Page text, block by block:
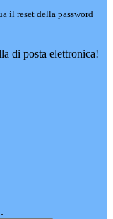
il reset della password
di posta elettronica!